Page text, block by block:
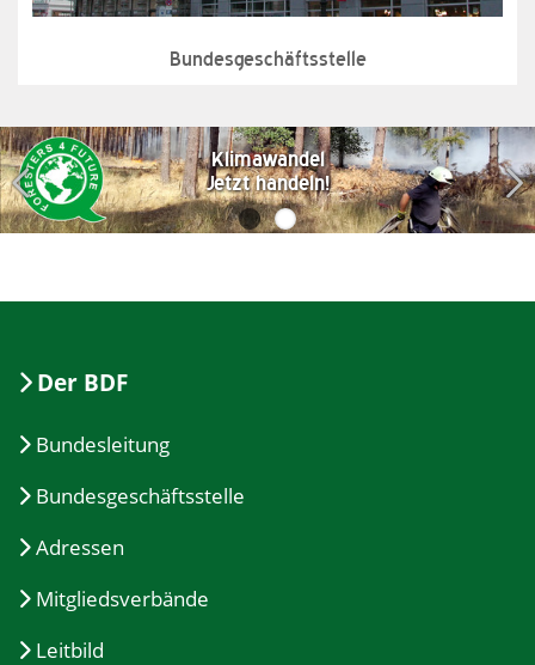
Bundesgeschäftsstelle
Klimawandel
Jetzt handeln!
Der BDF
Bundesleitung
Bundesgeschäftsstelle
Adressen
Mitgliedsverbände
Leitbild